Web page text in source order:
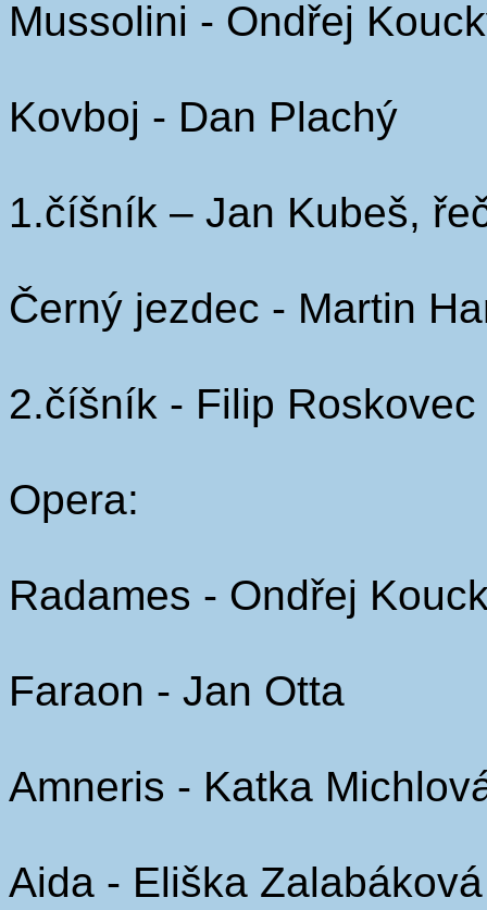
Mussolini - Ondřej
Kovboj - Dan Plachý
1.číšník – Jan Kubeš,
Černý jezdec - Martin
2.číšník - Filip Roskovec
Opera:
Radames - Ondřej
Faraon - Jan Otta
Amneris - Katka
Aida - Eliška Zalabáková